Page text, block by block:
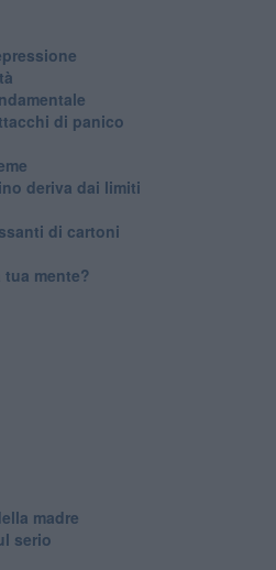
di panico
deriva dai limiti
di cartoni
mente?
madre
serio